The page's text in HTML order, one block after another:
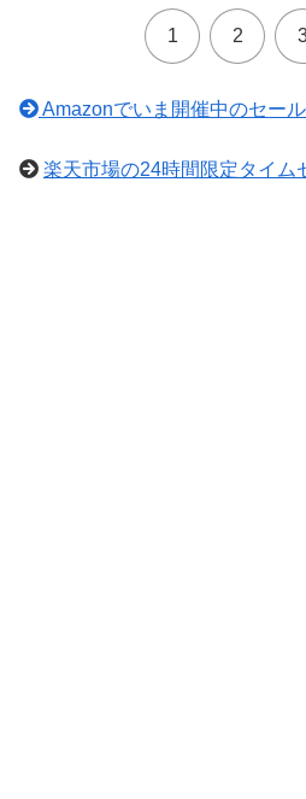
1 2
Amazonでいま開催中のセー
楽天市場の24時間限定タイム